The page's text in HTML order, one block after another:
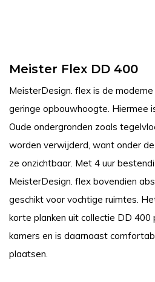
Meister Flex DD 400
MeisterDesign. flex is de
geringe opbouwhoogte. Hiermee
Oude ondergronden zoals
worden verwijderd, want onder
ze onzichtbaar. Met 4 uur
MeisterDesign. flex bovendien
geschikt voor vochtige ruimtes.
korte planken uit collectie DD 400
kamers en is daarnaast
plaatsen.